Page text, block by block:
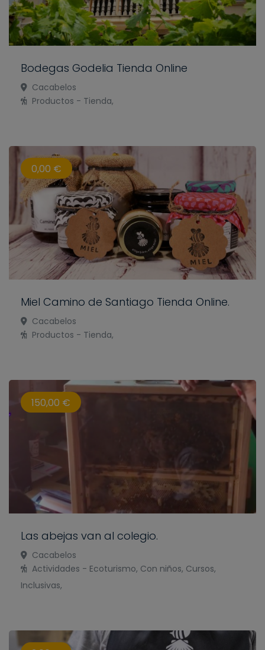
Bodegas Godelia Tienda Online
Cacabelos
Productos - Tienda,
0,00 €
Miel Camino de Santiago Tienda Online.
Cacabelos
Productos - Tienda,
150,00 €
Las abejas van al colegio.
Cacabelos
Actividades - Ecoturismo, Con niños, Cursos,
Inclusivas,